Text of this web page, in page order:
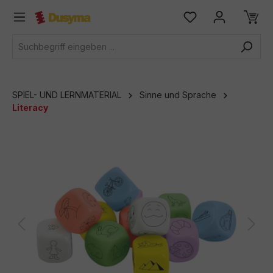
springen
SPIEL- UND LERNMATERIAL
Sinne und Sprache
Literacy